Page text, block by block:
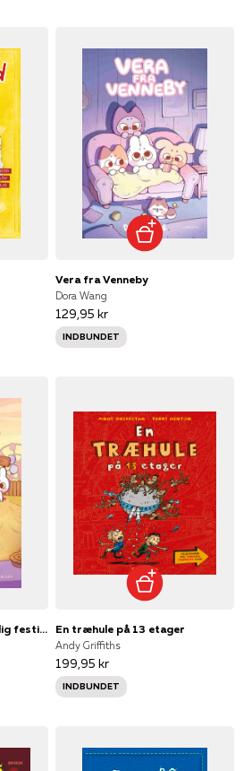
Vera fra Venneby
Dora Wang
129,95 kr
INDBUNDET
Vera fra Venneby - Festlig festival En træhule på 13 etager
Andy Griffiths
199,95 kr
INDBUNDET